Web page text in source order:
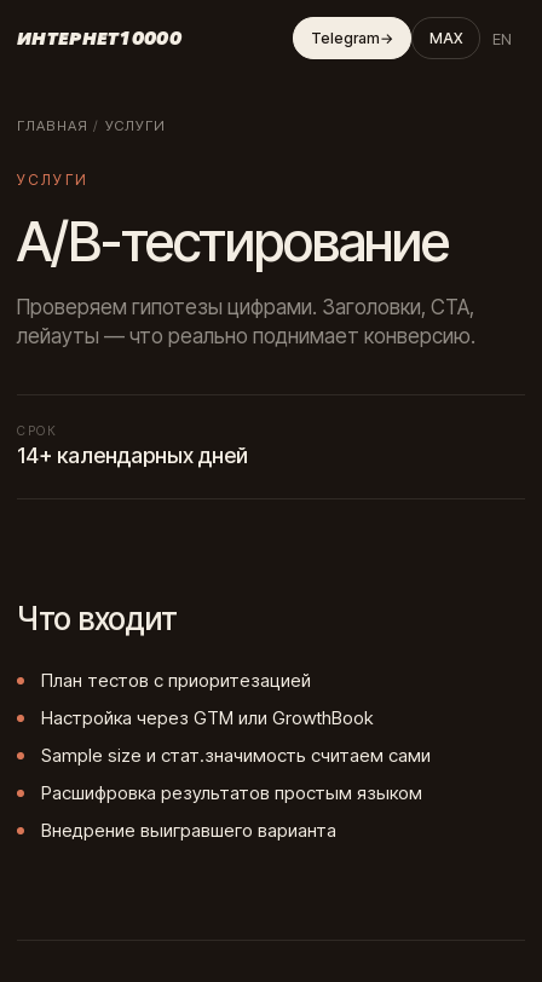
ИНТЕРНЕТ10000 Telegram→ MAX EN
ГЛАВНАЯ / УСЛУГИ
УСЛУГИ
A/B-тестирование
Проверяем гипотезы цифрами. Заголовки, CTA,
лейауты — что реально поднимает конверсию.
СРОК
14+ календарных дней
Что входит
План тестов с приоритезацией
Настройка через GTM или GrowthBook
Sample size и стат.значимость считаем сами
Расшифровка результатов простым языком
Внедрение выигравшего варианта